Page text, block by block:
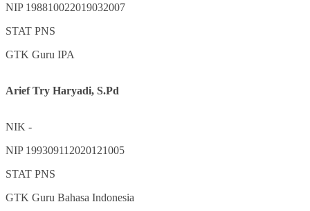
NIP 198810022019032007
STAT PNS
GTK Guru IPA
Arief Try Haryadi, S.Pd
NIK -
NIP 199309112020121005
STAT PNS
GTK Guru Bahasa Indonesia